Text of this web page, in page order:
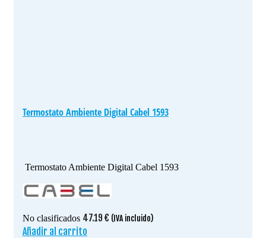
Termostato Ambiente Digital Cabel 1593
Termostato Ambiente Digital Cabel 1593
No clasificados 47.19 € (IVA incluido)
Añadir al carrito